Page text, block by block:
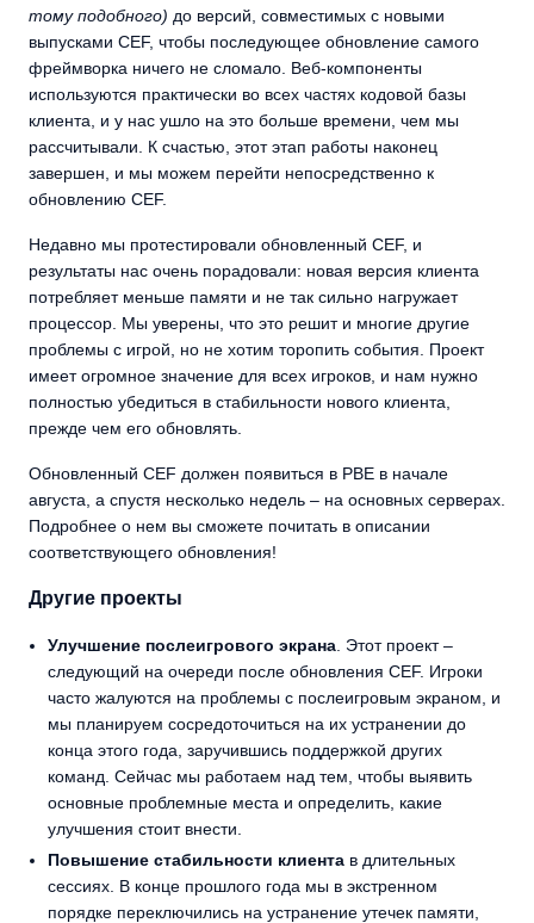
тому подобного) до версий, совместимых с новыми
выпусками CEF, чтобы последующее обновление самого
фреймворка ничего не сломало. Веб-компоненты
используются практически во всех частях кодовой базы
клиента, и у нас ушло на это больше времени, чем мы
рассчитывали. К счастью, этот этап работы наконец
завершен, и мы можем перейти непосредственно к
обновлению CEF.
Недавно мы протестировали обновленный CEF, и
результаты нас очень порадовали: новая версия клиента
потребляет меньше памяти и не так сильно нагружает
процессор. Мы уверены, что это решит и многие другие
проблемы с игрой, но не хотим торопить события. Проект
имеет огромное значение для всех игроков, и нам нужно
полностью убедиться в стабильности нового клиента,
прежде чем его обновлять.
Обновленный CEF должен появиться в PBE в начале
августа, а спустя несколько недель – на основных серверах.
Подробнее о нем вы сможете почитать в описании
соответствующего обновления!
Другие проекты
Улучшение послеигрового экрана . Этот проект –
следующий на очереди после обновления CEF. Игроки
часто жалуются на проблемы с послеигровым экраном, и
мы планируем сосредоточиться на их устранении до
конца этого года, заручившись поддержкой других
команд. Сейчас мы работаем над тем, чтобы выявить
основные проблемные места и определить, какие
улучшения стоит внести.
Повышение стабильности клиента в длительных
сессиях. В конце прошлого года мы в экстренном
порядке переключились на устранение утечек памяти,